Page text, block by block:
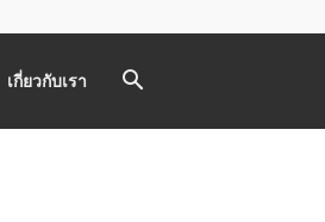
เกี่ยวกับเรา